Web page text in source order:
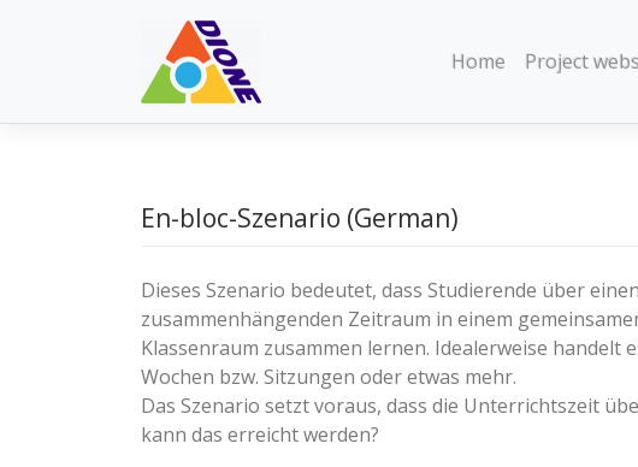
Home Project
En-bloc-Szenario (German)
Dieses Szenario bedeutet, dass Studierende über einen
zusammenhängenden Zeitraum in einem
Klassenraum zusammen lernen. Idealerweise handelt
Wochen bzw. Sitzungen oder etwas mehr.
Das Szenario setzt voraus, dass die Unterrichtszeit
kann das erreicht werden?